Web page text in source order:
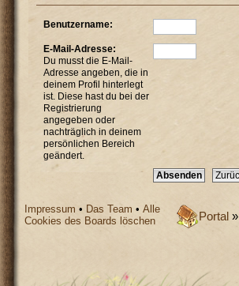
Benutzername:
E-Mail-Adresse:
Du musst die E-Mail-
Adresse angeben, die in
deinem Profil hinterlegt
ist. Diese hast du bei der
Registrierung
angegeben oder
nachträglich in deinem
persönlichen Bereich
geändert.
Portal»
Impressum • Das Team •Alle
Cookies des Boards löschen